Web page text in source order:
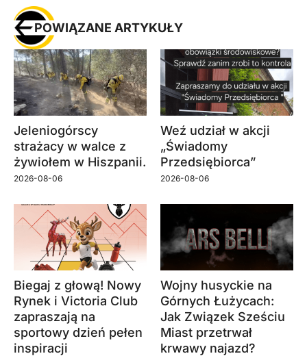
POWIĄZANE ARTYKUŁY
Jeleniogórscy
strażacy w walce z
żywiołem w Hiszpanii.
2026-08-06
Weź udział w akcji
„Świadomy
Przedsiębiorca”
2026-08-06
Biegaj z głową! Nowy
Rynek i Victoria Club
zapraszają na
sportowy dzień pełen
inspiracji
Wojny husyckie na
Górnych Łużycach:
Jak Związek Sześciu
Miast przetrwał
krwawy najazd?